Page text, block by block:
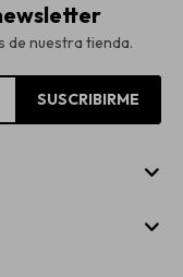
de nuestra tienda.
SUSCRIBIRME